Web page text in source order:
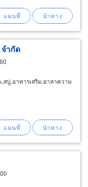
ำกัด
,สบู่,อาหารเสริม,ยาลาความ